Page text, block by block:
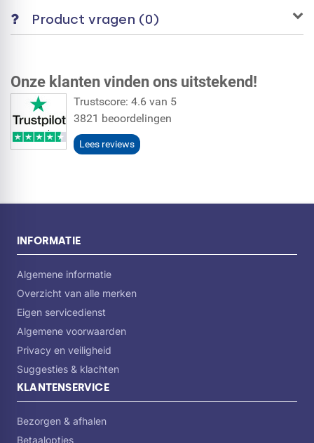
Product vragen (0)
Onze klanten vinden ons uitstekend!
Trustscore: 4.6 van 5
3821 beoordelingen
Lees reviews
INFORMATIE
Algemene informatie
Overzicht van alle merken
Eigen servicedienst
Algemene voorwaarden
Privacy en veiligheid
Suggesties & klachten
KLANTENSERVICE
Bezorgen & afhalen
Betaalopties